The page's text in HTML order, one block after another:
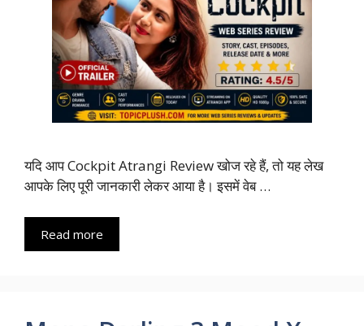
यदि आप Cockpit Atrangi Review खोज रहे हैं, तो यह लेख
आपके लिए पूरी जानकारी लेकर आया है। इसमें वेब …
Read more